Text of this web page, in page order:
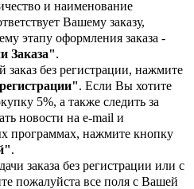
и наименование
Вашему заказу,
этапу оформления заказа -
Заказа".
заказ без регистрации, нажмите
. Если Вы хотите
5%, а также следить за
новости на e-mail и
программах, нажмите кнопку
.
заказа без регистрации или с
пожалуйста все поля с Вашей